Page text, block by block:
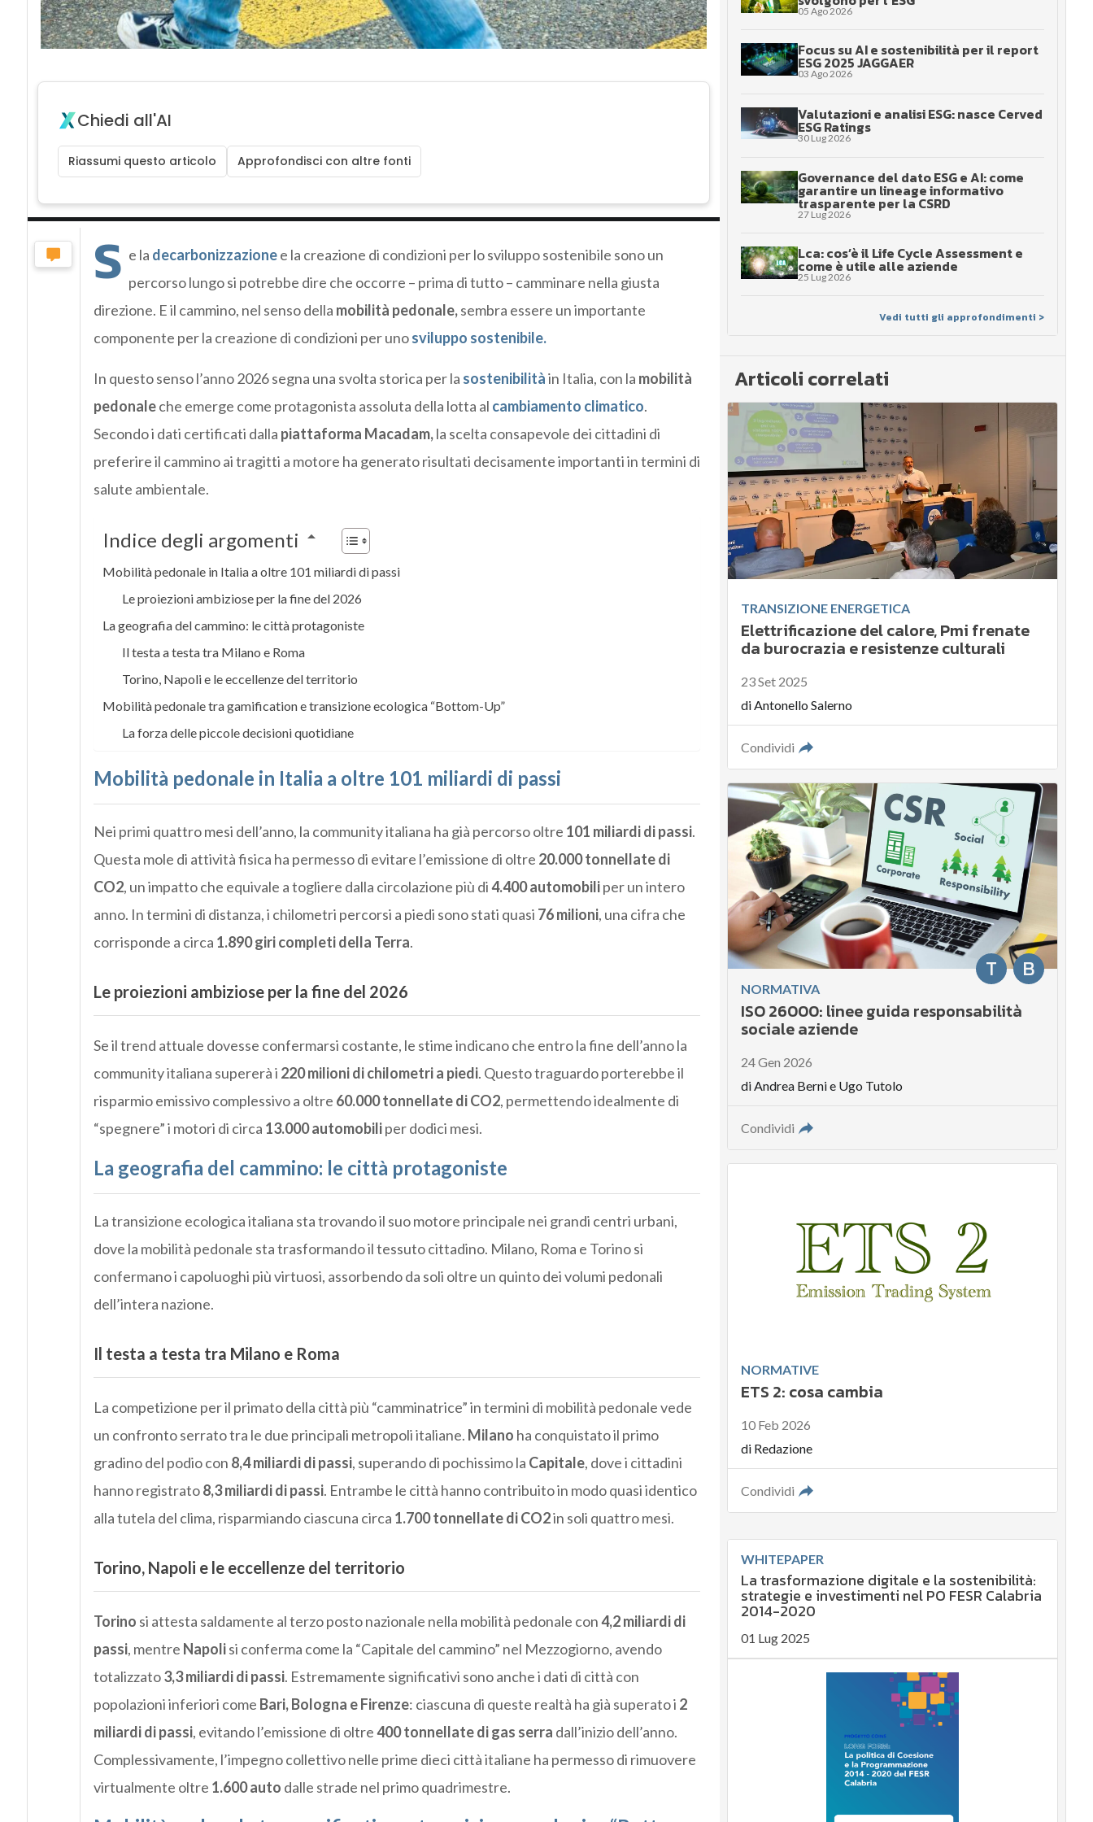
Chiedi all'AI
Riassumi questo articolo Approfondisci con altre fonti
S e la decarbonizzazionee la creazione di condizioni per lo sviluppo sostenibile sono un
percorso lungo si potrebbe dire che occorre – prima di tutto – camminare nella giusta
direzione. E il cammino, nel senso della mobilità pedonale,sembra essere un importante
componente per la creazione di condizioni per unosviluppo sostenibile.
In questo senso l’anno 2026 segna una svolta storica per la sostenibilitàin Italia, con la mobilità
pedonaleche emerge come protagonista assoluta della lotta al cambiamento climatico.
Secondo i dati certificati dalla piattaforma Macadam,la scelta consapevole dei cittadini di
preferire il cammino ai tragitti a motore ha generato risultati decisamente importanti in termini di
salute ambientale.
Indice degli argomenti
Mobilità pedonale in Italia a oltre 101 miliardi di passi
Le proiezioni ambiziose per la fine del 2026
La geografia del cammino: le città protagoniste
Il testa a testa tra Milano e Roma
Torino, Napoli e le eccellenze del territorio
Mobilità pedonale tra gamification e transizione ecologica “Bottom-Up”
La forza delle piccole decisioni quotidiane
Mobilità pedonale in Italia a oltre 101 miliardi di passi
Nei primi quattro mesi dell’anno, la community italiana ha già percorso oltre 101 miliardi di passi.
Questa mole di attività fisica ha permesso di evitare l’emissione di oltre 20.000 tonnellate di
CO2, un impatto che equivale a togliere dalla circolazione più di4.400 automobiliper un intero
anno. In termini di distanza, i chilometri percorsi a piedi sono stati quasi 76 milioni, una cifra che
corrisponde a circa 1.890 giri completi della Terra.
Le proiezioni ambiziose per la fine del 2026
Se il trend attuale dovesse confermarsi costante, le stime indicano che entro la fine dell’anno la
community italiana supererà i 220 milioni di chilometri a piedi. Questo traguardo porterebbe il
risparmio emissivo complessivo a oltre 60.000 tonnellate di CO2, permettendo idealmente di
“spegnere” i motori di circa 13.000 automobiliper dodici mesi.
La geografia del cammino: le città protagoniste
La transizione ecologica italiana sta trovando il suo motore principale nei grandi centri urbani,
dove la mobilità pedonale sta trasformando il tessuto cittadino. Milano, Roma e Torino si
confermano i capoluoghi più virtuosi, assorbendo da soli oltre un quinto dei volumi pedonali
dell’intera nazione.
Il testa a testa tra Milano e Roma
La competizione per il primato della città più “camminatrice” in termini di mobilità pedonale vede
un confronto serrato tra le due principali metropoli italiane. Milano ha conquistato il primo
gradino del podio con 8,4 miliardi di passi, superando di pochissimo la Capitale, dove i cittadini
hanno registrato8,3 miliardi di passi. Entrambe le città hanno contribuito in modo quasi identico
alla tutela del clima, risparmiando ciascuna circa 1.700 tonnellate di CO2in soli quattro mesi.
Torino, Napoli e le eccellenze del territorio
Torino si attesta saldamente al terzo posto nazionale nella mobilità pedonale con4,2 miliardi di
passi, mentre Napolisi conferma come la “Capitale del cammino” nel Mezzogiorno, avendo
totalizzato3,3 miliardi di passi. Estremamente significativi sono anche i dati di città con
popolazioni inferiori come Bari, Bologna e Firenze: ciascuna di queste realtà ha già superato i 2
miliardi di passi, evitando l’emissione di oltre400 tonnellate di gas serra dall’inizio dell’anno.
Complessivamente, l’impegno collettivo nelle prime dieci città italiane ha permesso di rimuovere
virtualmente oltre 1.600 auto dalle strade nel primo quadrimestre.
05 Ago 2026
Focus su AI e sostenibilità per il report
ESG 2025 JAGGAER
03 Ago 2026
Valutazioni e analisi ESG: nasce Cerved
ESG Ratings
30 Lug 2026
Governance del dato ESG e AI: come
garantire un lineage informativo
trasparente per la CSRD
27 Lug 2026
Lca: cos’è il Life Cycle Assessment e
come è utile alle aziende
25 Lug 2026
Vedi tutti gli approfondimenti >
Articoli correlati
TRANSIZIONE ENERGETICA
Elettrificazione del calore, Pmi frenate
da burocrazia e resistenze culturali
23 Set 2025
diAntonello Salerno
Condividi
B
T
NORMATIVA
ISO 26000: linee guida responsabilità
sociale aziende
24 Gen 2026
diAndrea Bernie Ugo Tutolo
Condividi
NORMATIVE
ETS 2: cosa cambia
10 Feb 2026
di Redazione
Condividi
WHITEPAPER
La trasformazione digitale e la sostenibilità:
strategie e investimenti nel PO FESR Calabria
2014-2020
01 Lug 2025